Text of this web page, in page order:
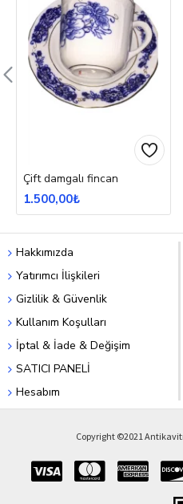
Çift damgalı fincan
1.500,00₺
Hakkımızda
Yatırımcı İlişkileri
Gizlilik & Güvenlik
Kullanım Koşulları
İptal & İade & Değişim
SATICI PANELİ
Hesabım
Copyright ©2021